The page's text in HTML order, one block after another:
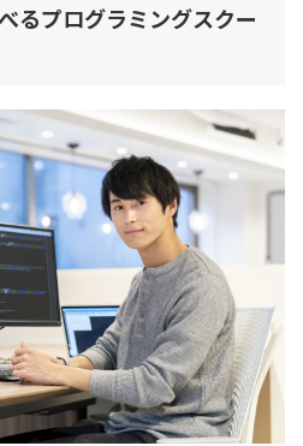
るプログラミングスクー